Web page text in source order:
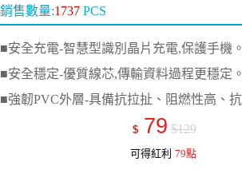
銷售數量:1737 PCS
■安全充電-智慧型識別晶片充電,保護手機。
■安全穩定-優質線芯,傳輸資料過程更穩定。
■強韌PVC外層-具備抗拉扯、阻燃性高、
$ 79 $129
可得紅利 79點